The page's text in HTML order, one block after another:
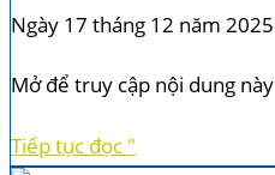
Ngày 17 tháng 12 năm 2025
Mở để truy cập nội dung này
Tiếp tục đọc "